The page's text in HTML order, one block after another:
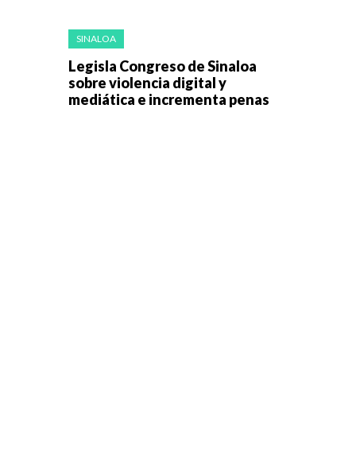
SINALOA
Legisla Congreso de Sinaloa
sobre violencia digital y
mediática e incrementa penas